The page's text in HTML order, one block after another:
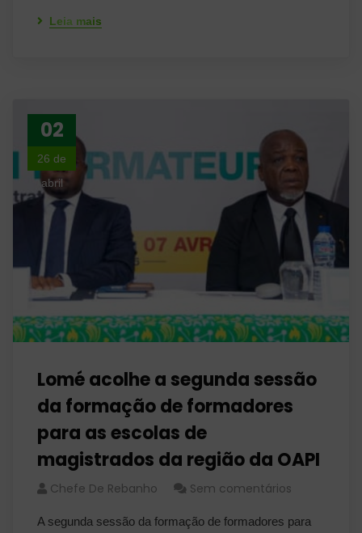
Leia mais
02
26 de
abril
Lomé acolhe a segunda sessão
da formação de formadores
para as escolas de
magistrados da região da OAPI
Chefe De Rebanho Sem comentários
A segunda sessão da formação de formadores para